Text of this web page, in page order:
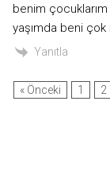
benim
yaşımda beni
Yanıtla
« Önceki 1 2